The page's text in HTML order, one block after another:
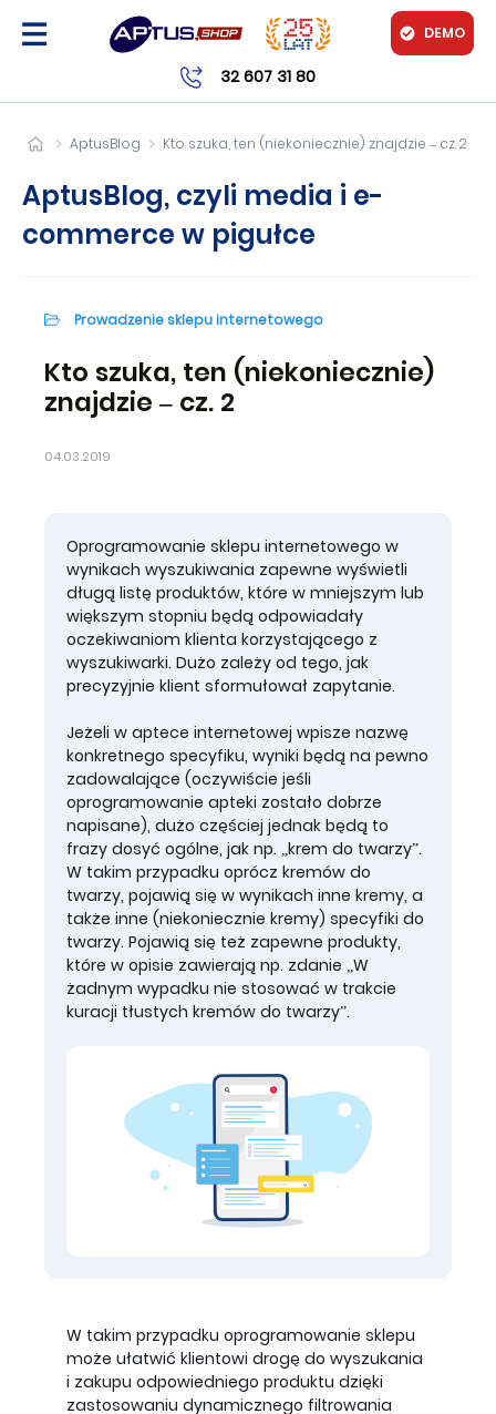
32 607 31 80
DEMO
AptusBlog Kto szuka, ten (niekoniecznie) znajdzie – cz. 2
AptusBlog, czyli media i e-
commerce w pigułce
Prowadzenie sklepu internetowego
Kto szuka, ten (niekoniecznie)
znajdzie – cz. 2
04.03.2019
Oprogramowanie sklepu internetowego w
wynikach wyszukiwania zapewne wyświetli
długą listę produktów, które w mniejszym lub
większym stopniu będą odpowiadały
oczekiwaniom klienta korzystającego z
wyszukiwarki. Dużo zależy od tego, jak
precyzyjnie klient sformułował zapytanie.
Jeżeli w aptece internetowej wpisze nazwę
konkretnego specyfiku, wyniki będą na pewno
zadowalające (oczywiście jeśli
oprogramowanie apteki zostało dobrze
napisane), dużo częściej jednak będą to
frazy dosyć ogólne, jak np. „krem do twarzy”.
W takim przypadku oprócz kremów do
twarzy, pojawią się w wynikach inne kremy, a
także inne (niekoniecznie kremy) specyfiki do
twarzy. Pojawią się też zapewne produkty,
które w opisie zawierają np. zdanie „W
żadnym wypadku nie stosować w trakcie
kuracji tłustych kremów do twarzy”.
W takim przypadku oprogramowanie sklepu
może ułatwić klientowi drogę do wyszukania
i zakupu odpowiedniego produktu dzięki
zastosowaniu dynamicznego filtrowania